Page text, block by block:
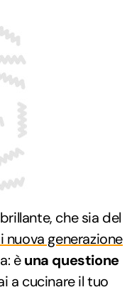
che sia del
nuova generazione
èuna questione
a cucinare il tuo